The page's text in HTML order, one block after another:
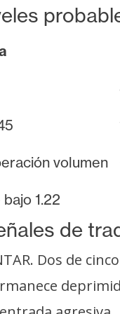
volumen
1.22
de
Dos de